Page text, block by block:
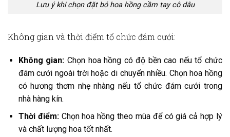
Lưu ý khi chọn đặt bó hoa hồng cầm tay cô dâu
Không gian và thời điểm tổ chức đám cưới:
Không gian: Chọn hoa hồng có độ bền cao nếu tổ chức
đám cưới ngoài trời hoặc di chuyển nhiều. Chọn hoa hồng
có hương thơm nhẹ nhàng nếu tổ chức đám cưới trong
nhà hàng kín.
Thời điểm:Chọn hoa hồng theo mùa để có giá cả hợp lý
và chất lượng hoa tốt nhất.